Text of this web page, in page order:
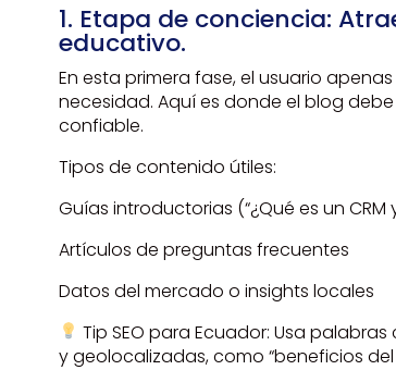
1. Etapa de conciencia:
educativo.
En esta primera fase, el usuario
necesidad. Aquí es donde el blog
confiable.
Tipos de contenido útiles:
Guías introductorias (“¿Qué es un CRM
Artículos de preguntas frecuentes
Datos del mercado o insights locales
Tip SEO para Ecuador: Usa
y geolocalizadas, como “beneficios del